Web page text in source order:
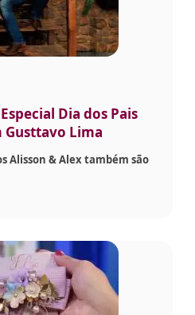
Dia dos Pais
Lima
Alisson & Alex também são